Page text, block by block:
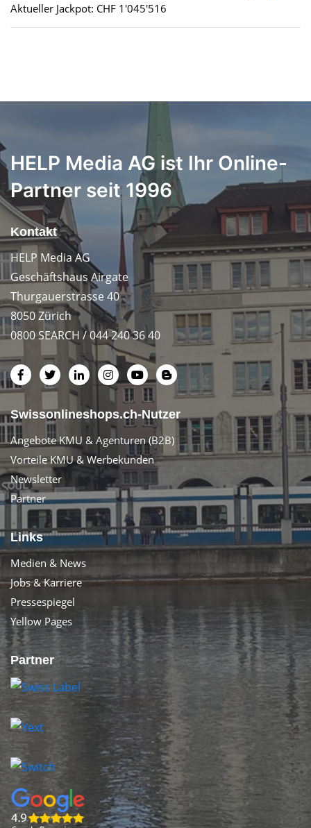
Aktueller Jackpot: CHF 1'045'516
HELP Media AG ist Ihr Online-
Partner seit 1996
Kontakt
HELP Media AG
Geschäftshaus Airgate
Thurgauerstrasse 40
8050 Zürich
0800 SEARCH / 044 240 36 40
Swissonlineshops.ch-Nutzer
Angebote KMU & Agenturen (B2B)
Vorteile KMU & Werbekunden
Newsletter
Partner
Links
Medien & News
Jobs & Karriere
Pressespiegel
Yellow Pages
Partner